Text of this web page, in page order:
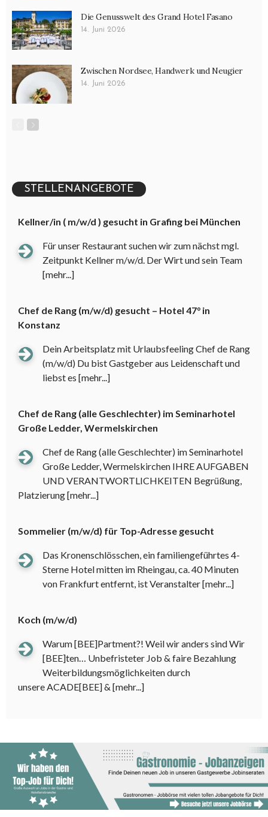
Die Genusswelt des Grand Hotel Fasano
14. Juni 2026
Zwischen Nordsee, Handwerk und Neugier
14. Juni 2026
STELLENANGEBOTE
Kellner/in ( m/w/d ) gesucht in Grafing bei München
Für unser Restaurant suchen wir zum nächst mgl.
Zeitpunkt Kellner m/w/d. Der Wirt und sein Team
[mehr...]
Chef de Rang (m/w/d) gesucht – Hotel 47° in
Konstanz
Dein Arbeitsplatz mit Urlaubsfeeling Chef de Rang
(m/w/d) Du bist Gastgeber aus Leidenschaft und
liebst es [mehr...]
Chef de Rang (alle Geschlechter) im Seminarhotel
Große Ledder, Wermelskirchen
Chef de Rang (alle Geschlechter) im Seminarhotel
Große Ledder, Wermelskirchen IHRE AUFGABEN
UND VERANTWORTLICHKEITEN Begrüßung,
Platzierung[mehr...]
Sommelier (m/w/d) für Top-Adresse gesucht
Das Kronenschlösschen, ein familiengeführtes 4-
Sterne Hotel mitten im Rheingau, ca. 40 Minuten
von Frankfurt entfernt, ist Veranstalter[mehr...]
Koch (m/w/d)
Warum [BEE]Partment?! Weil wir anders sind Wir
[BEE]ten… Unbefristeter Job & faire Bezahlung
Weiterbildungsmöglichkeiten durch
unsere ACADE[BEE] & [mehr...]